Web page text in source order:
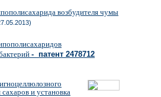
возбудителя чумы
- патент 2478712
и установка